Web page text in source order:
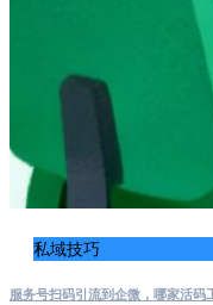
私域技巧
服务号扫码引流到企微，哪家活